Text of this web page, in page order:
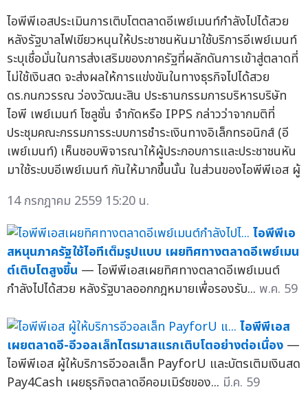
ไอพีพีเอสประเมินการเติบโตตลาดอีเพย์เมนท์กำลังไปได้สวย
หลังรัฐบาลไฟเขียวหนุนให้ประชาชนหันมาใช้บริการอีเพย์เมนท์
ระบุเชื่อมั่นในการส่งเสริมของภาครัฐที่ผลักดันการเข้าสู่ตลาดที่
ไม่ใช้เงินสด จะส่งผลให้การแข่งขันในทางธุรกิจไปได้สวย
ดร.กนกวรรณ ว่องวัฒนะสิน ประธานกรรมการบริหารบริษัท
ไอพี เพย์เมนท์ โซลูชั่น จำกัดหรือ IPPS กล่าวว่าจากมติที่
ประชุมคณะกรรมการระบบการชำระเงินทางอิเล็กทรอนิกส์ (อี
เพย์เมนท์) เห็นชอบพิจารณาให้ผู้ประกอบการและประชาชนหัน
มาใช้ระบบอีเพย์เมนท์ กันให้มากขึ้นนั้น ในส่วนของไอพีพีเอส ผู้
14 กรกฎาคม 2559 15:20 น.
ไอพีพีเอ
สหนุนภาครัฐใช้ไอทีเต็มรูปแบบ เผยทิศทางตลาดอีเพย์เมน
ต์เติบโตสูงขึ้น — ไอพีพีเอสเผยทิศทางตลาดอีเพย์เมนต์
กำลังไปได้สวย หลังรัฐบาลออกกฎหมายเพื่อรองรับ... พ.ค. 59
ไอพีพีเอส
เผยตลาดอี-อีวอลเล็ทไตรมาสแรกเติบโตอย่างต่อเนื่อง —
ไอพีพีเอส ผู้ให้บริการอีวอลเล็ท PayforU และบัตรเติมเงินสด
Pay4Cash เผยธุรกิจตลาดอีคอมเมิร์ซของ... มี.ค. 59